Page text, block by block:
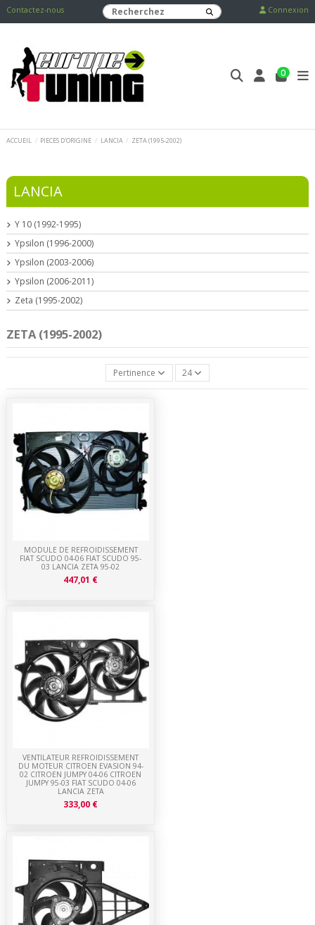
Contactez-nous Connexion
0
ACCUEIL PIECES D'ORIGINE LANCIA ZETA (1995-2002)
ZETA (1995-2002)
Pertinence 24
VENTILATEUR REFROIDISSEMENT
DU MOTEUR CITROEN EVASION 94-
02 CITROEN JUMPY 04-06 CITROEN
JUMPY 95-03 FIAT SCUDO 04-06
LANCIA ZETA
333,00 €
MODULE DE REFROIDISSEMENT
FIAT SCUDO 04-06 FIAT SCUDO 95-
03 LANCIA ZETA 95-02
447,01 €
LANCIA
Y 10 (1992-1995)
Ypsilon (1996-2000)
Ypsilon (2003-2006)
Ypsilon (2006-2011)
Zeta (1995-2002)